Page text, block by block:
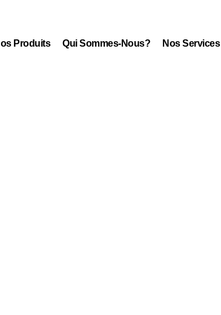
Produits Qui Sommes-Nous? Nos Services